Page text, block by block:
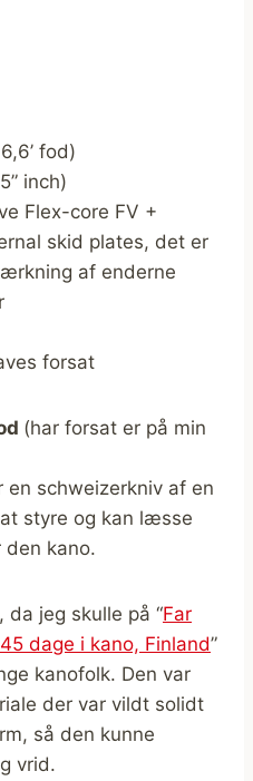
fod)
inch)
Flex-core FV +
skid plates, det er
af enderne
forsat
(har forsat er på min
en schweizerkniv af en
styre og kan læsse
kano.
da jeg skulle på “Far
dage i kano, Finland”
kanofolk. Den var
der var vildt solidt
så den kunne
vrid.